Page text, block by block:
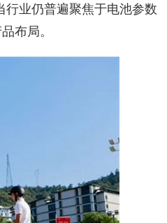
业仍普遍聚焦于电池参数
布局。